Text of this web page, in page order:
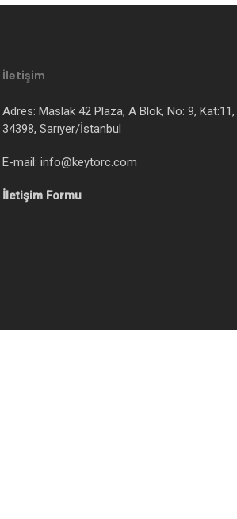
İletişim
Adres: Maslak 42 Plaza, A Blok, No: 9, Kat:11,
34398, Sarıyer/İstanbul
E-mail: info@keytorc.com
İletişim Formu